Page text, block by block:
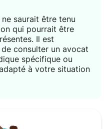
saurait être tenu
qui pourrait être
Il est
consulter un avocat
spécifique ou
à votre situation